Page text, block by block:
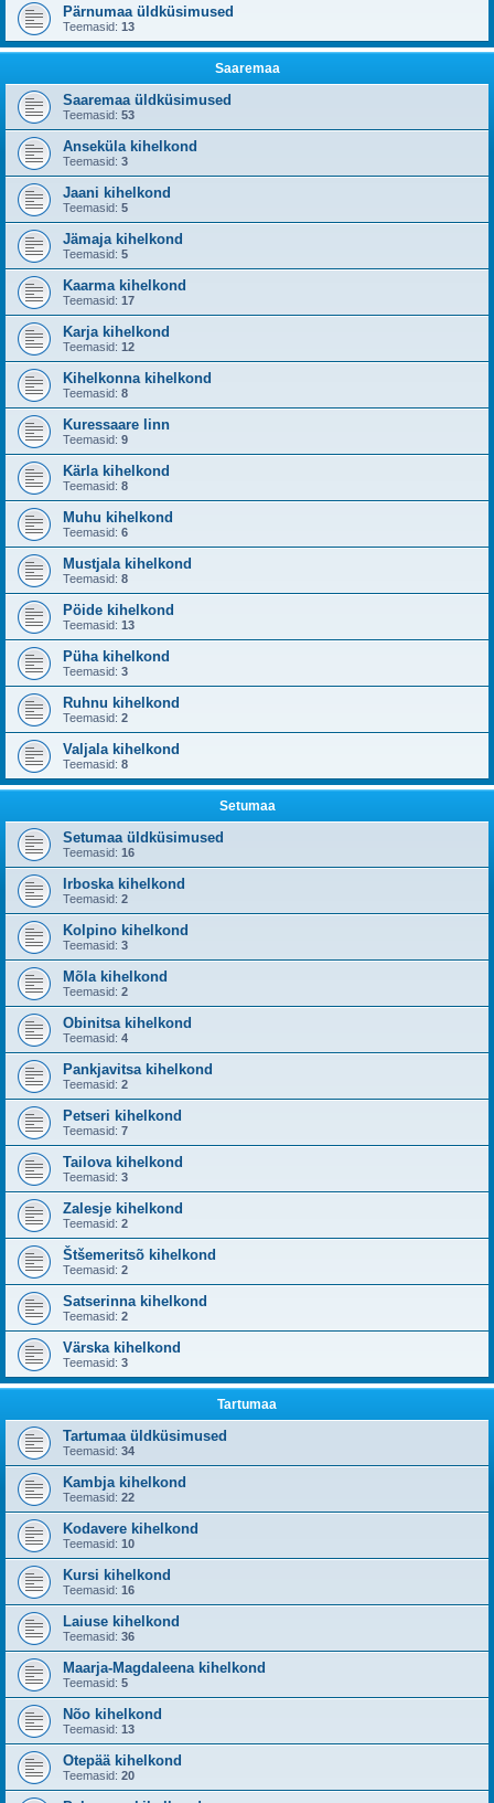
Pärnumaa üldküsimused
Teemasid: 13
Saaremaa
Saaremaa üldküsimused
Teemasid: 53
Anseküla kihelkond
Teemasid: 3
Jaani kihelkond
Teemasid: 5
Jämaja kihelkond
Teemasid: 5
Kaarma kihelkond
Teemasid: 17
Karja kihelkond
Teemasid: 12
Kihelkonna kihelkond
Teemasid: 8
Kuressaare linn
Teemasid: 9
Kärla kihelkond
Teemasid: 8
Muhu kihelkond
Teemasid: 6
Mustjala kihelkond
Teemasid: 8
Pöide kihelkond
Teemasid: 13
Püha kihelkond
Teemasid: 3
Ruhnu kihelkond
Teemasid: 2
Valjala kihelkond
Teemasid: 8
Setumaa
Setumaa üldküsimused
Teemasid: 16
Irboska kihelkond
Teemasid: 2
Kolpino kihelkond
Teemasid: 3
Mõla kihelkond
Teemasid: 2
Obinitsa kihelkond
Teemasid: 4
Pankjavitsa kihelkond
Teemasid: 2
Petseri kihelkond
Teemasid: 7
Tailova kihelkond
Teemasid: 3
Zalesje kihelkond
Teemasid: 2
Štšemeritsõ kihelkond
Teemasid: 2
Satserinna kihelkond
Teemasid: 2
Värska kihelkond
Teemasid: 3
Tartumaa
Tartumaa üldküsimused
Teemasid: 34
Kambja kihelkond
Teemasid: 22
Kodavere kihelkond
Teemasid: 10
Kursi kihelkond
Teemasid: 16
Laiuse kihelkond
Teemasid: 36
Maarja-Magdaleena kihelkond
Teemasid: 5
Nõo kihelkond
Teemasid: 13
Otepää kihelkond
Teemasid: 20